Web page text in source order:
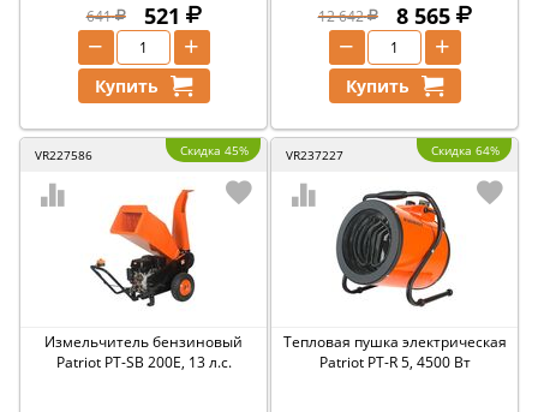
641 521
+
−
Купить
12 642 8 565
+
−
Купить
VR227586 Скидка 45%
Измельчитель бензиновый
Patriot PT-SB 200Е, 13 л.с.
VR237227 Скидка 64%
Тепловая пушка электрическая
Patriot PT-R 5, 4500 Вт